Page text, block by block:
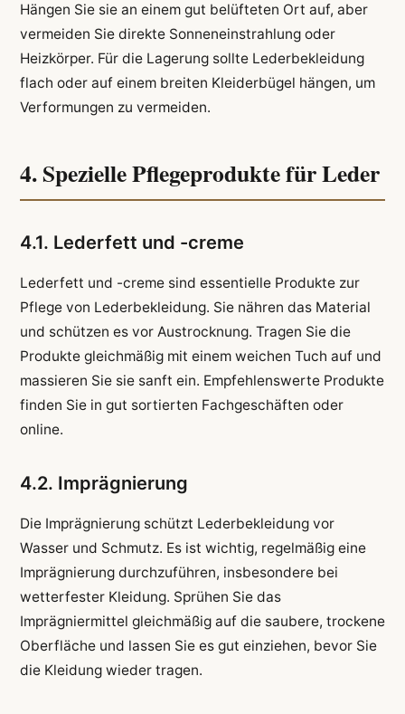
Hängen Sie sie an einem gut belüfteten Ort auf, aber
vermeiden Sie direkte Sonneneinstrahlung oder
Heizkörper. Für die Lagerung sollte Lederbekleidung
flach oder auf einem breiten Kleiderbügel hängen, um
Verformungen zu vermeiden.
4. Spezielle Pflegeprodukte für Leder
4.1. Lederfett und -creme
Lederfett und -creme sind essentielle Produkte zur
Pflege von Lederbekleidung. Sie nähren das Material
und schützen es vor Austrocknung. Tragen Sie die
Produkte gleichmäßig mit einem weichen Tuch auf und
massieren Sie sie sanft ein. Empfehlenswerte Produkte
finden Sie in gut sortierten Fachgeschäften oder
online.
4.2. Imprägnierung
Die Imprägnierung schützt Lederbekleidung vor
Wasser und Schmutz. Es ist wichtig, regelmäßig eine
Imprägnierung durchzuführen, insbesondere bei
wetterfester Kleidung. Sprühen Sie das
Imprägniermittel gleichmäßig auf die saubere, trockene
Oberfläche und lassen Sie es gut einziehen, bevor Sie
die Kleidung wieder tragen.